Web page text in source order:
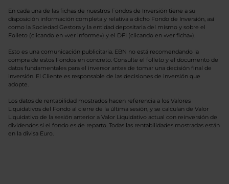
En cada una de las fichas de nuestros Fondos de Inversión tiene a su
disposición información completa y relativa a dicho Fondo de Inversión, así
como la Sociedad Gestora y la entidad depositaria del mismo y sobre el
Folleto (clicando en «ver informe») y el DFI (clicando en «ver ficha»).
Esto es una comunicación publicitaria. EBN no está recomendando la
compra de estos Fondos en concreto. Consulte el folleto y el documento de
datos fundamentales para el inversor antes de tomar una decisión final de
inversión. El Cliente es responsable de las decisiones de inversión que
adopte.
Los datos de rentabilidad mostrados hacen referencia a los Valores
Liquidativos del Fondo al cierre de la última sesión, y se calculan de Valor
Liquidativo de la sesión anterior a Valor Liquidativo actual con reinversión de
dividendos si el fondo es de reparto. Todas las rentabilidades mostradas están
en la divisa Euro.